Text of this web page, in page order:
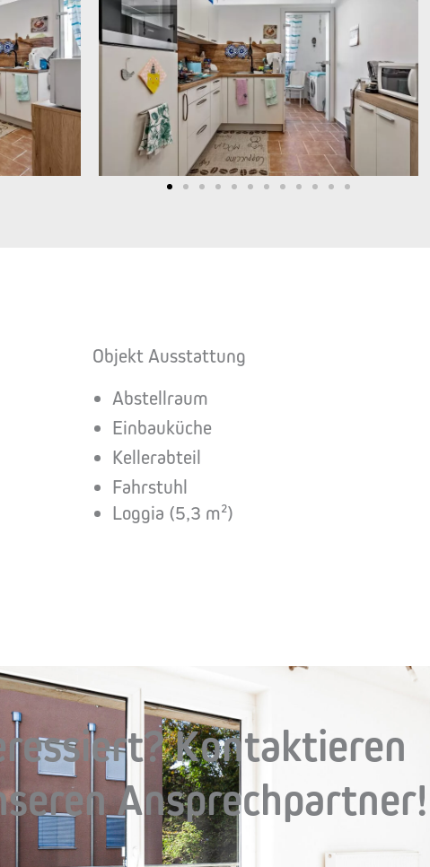
Objekt Ausstattung
Abstellraum
Einbauküche
Kellerabteil
Fahrstuhl
Loggia (5,3 m²)
Kontaktieren
Ansprechpartner!